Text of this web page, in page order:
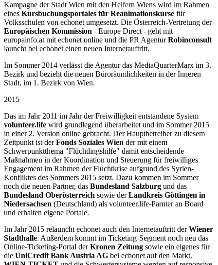
Kampagne der Stadt Wien mit den Helfern Wiens wird im Rahmen
eines Kursbuchungsportales für Reanimationskurse für
Volksschulen von echonet umgesetzt. Die Österreich-Vertretung der
Europäischen Kommission - Europe Direct - geht mit
europainfo.at mit echonet online und die PR AgenturRobinconsult
launcht bei echonet einen neuen Internetauftritt.
Im Sommer 2014 verlässt die Agentur das MediaQuarterMarx im 3.
Bezirk und bezieht die neuen Büroräumlichkeiten in der Inneren
Stadt, im 1. Bezirk von Wien.
2015
Das im Jahr 2011 im Jahr der Freiwilligkeit entstandene System
volunteer.life wird grundlegend überarbeitet und im Sommer 2015
in einer 2. Version online gebracht. Der Hauptbetreiber zu diesem
Zeitpunkt ist derFonds Soziales Wien der mit einem
Schwerpunktthema "Flüchtlingshilfe" damit entscheidende
Maßnahmen in der Koordination und Steuerung für freiwilliges
Engagement im Rahmen der Fluchtkrise aufgrund des Syrien-
Konfliktes des Sommers 2015 setzt. Dazu kommen im Sommer
noch die neuen Partner, das Bundesland Salzburg und das
Bundesland Oberösterreich sowie derLandkreis Göttingen in
Niedersachsen (Deutschland) als volunteer.life-Parnter an Board
und erhalten eigene Portale.
Im Jahr 2015 relauncht echonet auch den Internetauftritt derWiener
Stadthalle. Außerdem kommt im Ticketing-Segment noch neu das
Online-Ticketing-Portal derKronen Zeitung sowie ein eigenes für
die UniCredit Bank Austria AG bei echonet auf den Markt.